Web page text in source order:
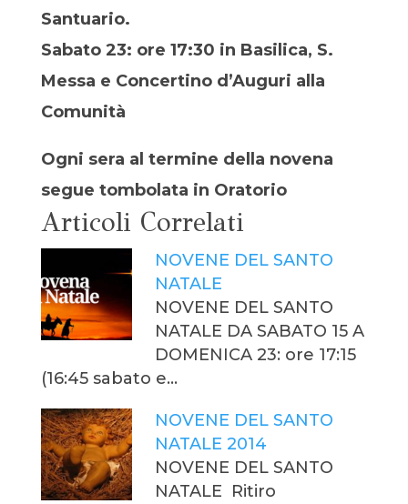
Santuario.
Sabato 23: ore 17:30 in Basilica, S.
Messa e Concertino d’Auguri alla
Comunità
Ogni sera al termine della novena
segue tombolata in Oratorio
Articoli Correlati
NOVENE DEL SANTO
NATALE
NOVENE DEL SANTO
NATALE DA SABATO 15 A
DOMENICA 23: ore 17:15
(16:45 sabato e…
NOVENE DEL SANTO
NATALE 2014
NOVENE DEL SANTO
NATALE Ritiro